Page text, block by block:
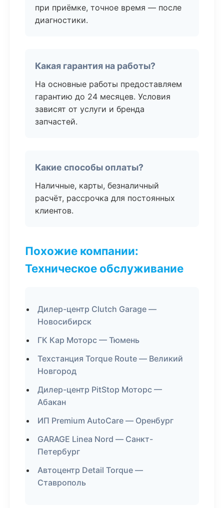
при приёмке, точное время — после
диагностики.
Какая гарантия на работы?
На основные работы предоставляем
гарантию до 24 месяцев. Условия
зависят от услуги и бренда
запчастей.
Какие способы оплаты?
Наличные, карты, безналичный
расчёт, рассрочка для постоянных
клиентов.
Похожие компании:
Техническое обслуживание
Дилер-центр Clutch Garage —
Новосибирск
ГК Кар Моторс — Тюмень
Техстанция Torque Route — Великий
Новгород
Дилер-центр PitStop Моторс —
Абакан
ИП Premium AutoCare — Оренбург
GARAGE Linea Nord — Санкт-
Петербург
Автоцентр Detail Torque —
Ставрополь